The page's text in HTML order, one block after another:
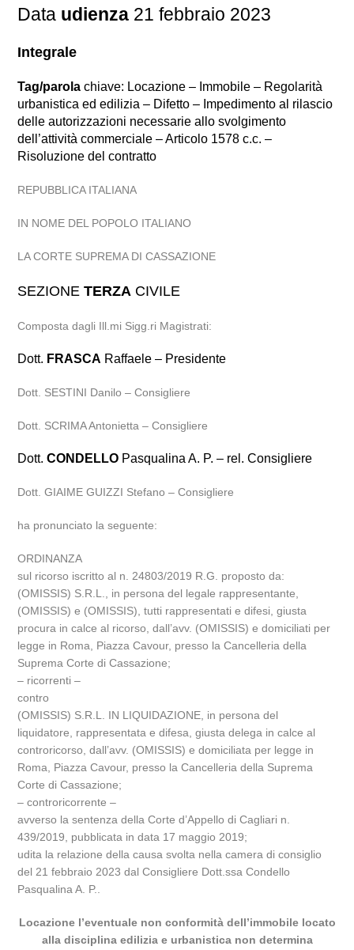
Data udienza 21 febbraio 2023
Integrale
Tag/parola chiave: Locazione – Immobile – Regolarità
urbanistica ed edilizia – Difetto – Impedimento al rilascio
delle autorizzazioni necessarie allo svolgimento
dell’attività commerciale – Articolo 1578 c.c. –
Risoluzione del contratto
REPUBBLICA ITALIANA
IN NOME DEL POPOLO ITALIANO
LA CORTE SUPREMA DI CASSAZIONE
SEZIONETERZA CIVILE
Composta dagli Ill.mi Sigg.ri Magistrati:
Dott. FRASCA Raffaele – Presidente
Dott. SESTINI Danilo – Consigliere
Dott. SCRIMA Antonietta – Consigliere
Dott.CONDELLO Pasqualina A. P. – rel. Consigliere
Dott. GIAIME GUIZZI Stefano – Consigliere
ha pronunciato la seguente:
ORDINANZA
sul ricorso iscritto al n. 24803/2019 R.G. proposto da:
(OMISSIS) S.R.L., in persona del legale rappresentante,
(OMISSIS) e (OMISSIS), tutti rappresentati e difesi, giusta
procura in calce al ricorso, dall’avv. (OMISSIS) e domiciliati per
legge in Roma, Piazza Cavour, presso la Cancelleria della
Suprema Corte di Cassazione;
– ricorrenti –
contro
(OMISSIS) S.R.L. IN LIQUIDAZIONE, in persona del
liquidatore, rappresentata e difesa, giusta delega in calce al
controricorso, dall’avv. (OMISSIS) e domiciliata per legge in
Roma, Piazza Cavour, presso la Cancelleria della Suprema
Corte di Cassazione;
– controricorrente –
avverso la sentenza della Corte d’Appello di Cagliari n.
439/2019, pubblicata in data 17 maggio 2019;
udita la relazione della causa svolta nella camera di consiglio
del 21 febbraio 2023 dal Consigliere Dott.ssa Condello
Pasqualina A. P..
Locazione l’eventuale non conformità dell’immobile locato
alla disciplina edilizia e urbanistica non determina